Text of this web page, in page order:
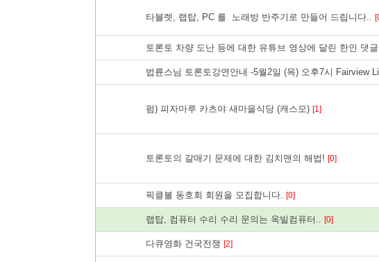
타블렛, 랩탑, PC 를 노래방 반주기로 만들어 드립니다..
토론토 차량 도난 등에 대한 유튜브 영상에 달린 한인 댓
법륜스님 토론토강연안내 -5월2일 (목) 오후7시 Fairview
펌) 피자마루 카츠야 새마을식당 (캐스모) [1]
토론토의 갈매기 문제에 대한 김치맨의 해법! [0]
픽클볼 동호회 회원을 모집합니다. [0]
랩탑, 컴퓨터 수리 수리 문의는 옥빌컴퓨터.. [0]
다큐영화 건국전쟁 [2]